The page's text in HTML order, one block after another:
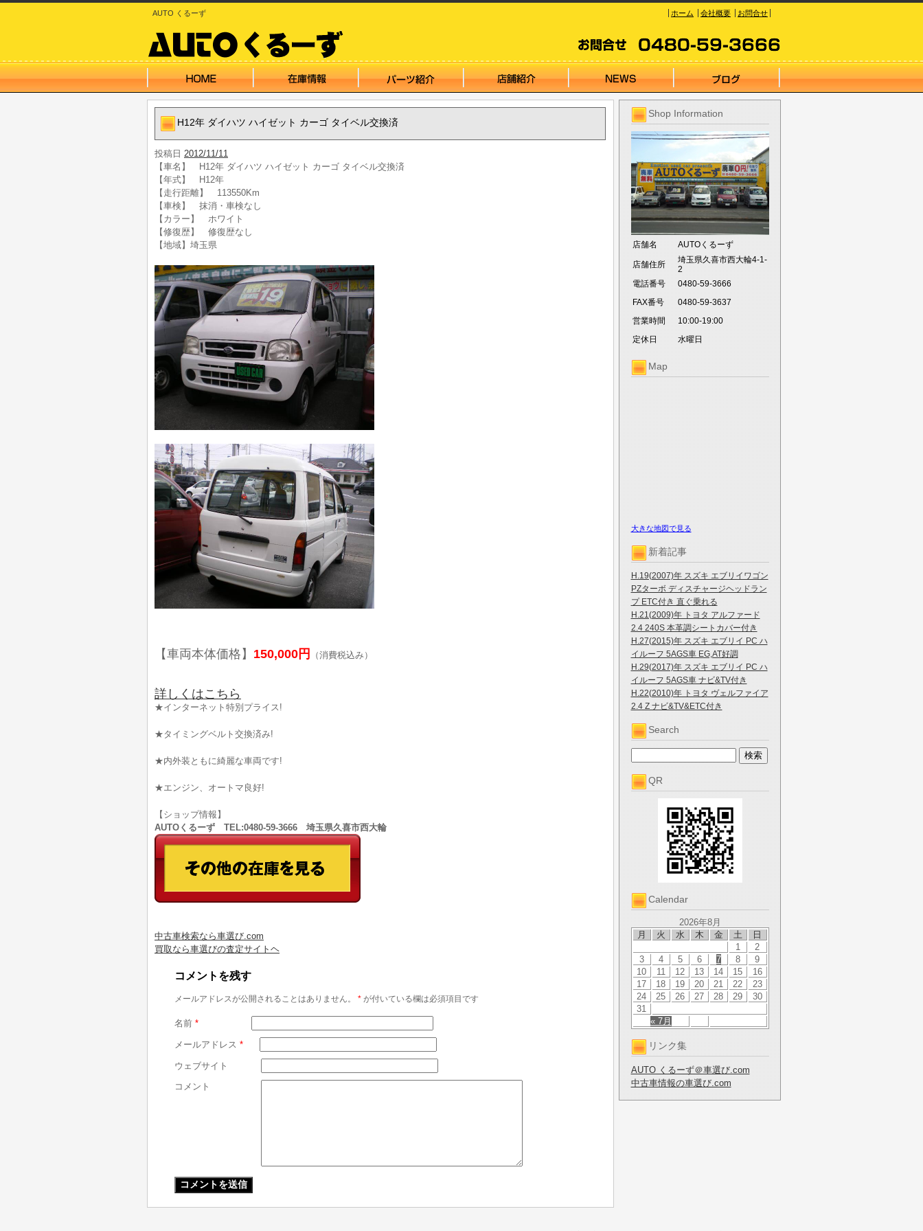
AUTO くるーず ホーム 会社概要 お問合せ
Shop Information
店舗名 AUTOくるーず
店舗住所
埼玉県久喜市西大輪4-1-
2
電話番号
0480-59-3666
FAX番号
0480-59-3637
営業時間
10:00-19:00
定休日
水曜日
Map
大きな地図で見る
新着記事
H.19(2007)年 スズキ エブリイワゴン
PZターボ ディスチャージヘッドラン
プ ETC付き 直ぐ乗れる
H.21(2009)年 トヨタ アルファード
2.4 240S 本革調シートカバー付き
H.27(2015)年 スズキ エブリイ PC ハ
イルーフ 5AGS車 EG,AT好調
H.29(2017)年 スズキ エブリイ PC ハ
イルーフ 5AGS車 ナビ&TV付き
H.22(2010)年 トヨタ ヴェルファイア
2.4 Z ナビ&TV&ETC付き
Search
QR
Calendar
2026年8月
月
火 水 木 金 土 日
« 7月
1
2
3
4 5 6 7 8
9
10
11 12 13 14 15
16
17
18 19 20 21 22
23
24
25 26 27 28 29
30
31
リンク集
AUTO くるーず＠車選び.com
中古車情報の車選び.com
H12年 ダイハツ ハイゼット カーゴ タイベル交換済
投稿日 2012/11/11
【車名】 H12年 ダイハツ ハイゼット カーゴ タイベル交換済
【年式】 H12年
【走行距離】 113550Km
【車検】 抹消・車検なし
【カラー】 ホワイト
【修復歴】 修復歴なし
【地域】埼玉県
【車両本体価格】 150,000円 （消費税込み）
詳しくはこちら
★インターネット特別プライス!
★タイミングベルト交換済み!
★内外装ともに綺麗な車両です!
★エンジン、オートマ良好!
【ショップ情報】
AUTOくるーず TEL:0480-59-3666 埼玉県久喜市西大輪
中古車検索なら車選び.com
買取なら車選びの査定サイトヘ
コメントを残す
メールアドレスが公開されることはありません。 * が付いている欄は必須項目です
名前 *
メールアドレス *
ウェブサイト
コメント